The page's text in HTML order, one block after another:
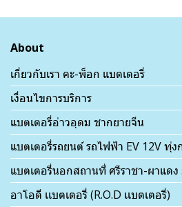
About
เกี่ยวกับเรา คะ-พ็อก แบตเตอรี่
เงื่อนไขการบริการ
แบตเตอรี่อ่าวอุดม ชากยายจีน
แบตเตอรี่รถยนต์ รถไฟฟ้า EV 12V ทุ่ง
แบตเตอรี่นอกสถานที่ ศรีราชา-ผาแด
อาโอดี เเบตเตอรี่ (R.O.D เเบตเตอรี่)